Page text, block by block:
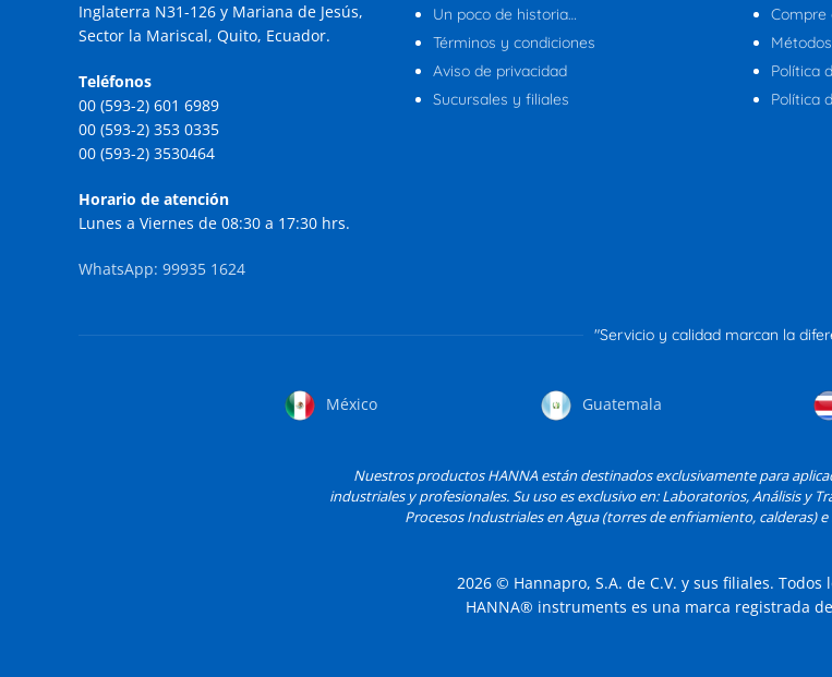
Inglaterra N31-126 y Mariana de Jesús,
Sector la Mariscal, Quito, Ecuador.
Teléfonos
00 (593-2) 601 6989
00 (593-2) 353 0335
00 (593-2) 3530464
Horario de atención
Lunes a Viernes de 08:30 a 17:30 hrs.
WhatsApp: 99935 1624
Un poco de historia…
Términos y condiciones
Aviso de privacidad
Sucursales y filiales
Compre
Política
Política
"Servicio y calidad marcan la
México Guatemala
Nuestros productos HANNA están destinados exclusivamente para
industriales y profesionales. Su uso es exclusivo en: Laboratorios, Análisis y
Procesos Industriales en Agua (torres de enfriamiento, calderas)
2026 © Hannapro, S.A. de C.V. y sus filiales. Todos
HANNA® instruments es una marca registrada